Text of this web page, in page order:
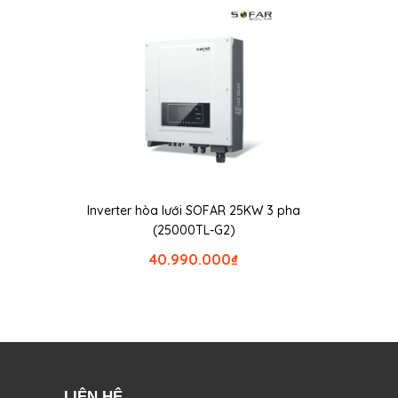
Inverter hòa lưới SOFAR 25KW 3 pha
(25000TL-G2)
₫
40.990.000